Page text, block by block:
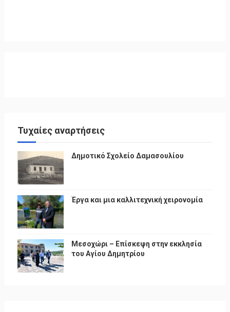
Τυχαίες αναρτήσεις
Δημοτικό Σχολείο Δαμασουλίου
Έργα και μια καλλιτεχνική χειρονομία
Μεσοχώρι – Επίσκεψη στην εκκλησία
του Αγίου Δημητρίου